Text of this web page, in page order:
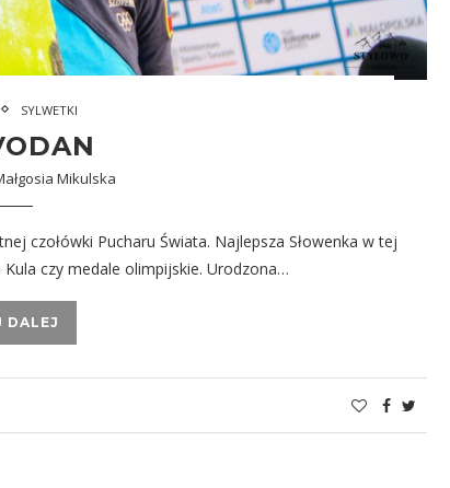
SYLWETKI
Mikulska
czołówki Pucharu Świata. Najlepsza Słowenka w tej
czy medale olimpijskie. Urodzona…
DALEJ